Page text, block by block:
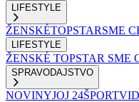
LIFESTYLE
ŽENSKÉTOPSTARSME
LIFESTYLE
ŽENSKÉ TOPSTAR SME
SPRAVODAJSTVO
NOVINYJOJ 24ŠPORT